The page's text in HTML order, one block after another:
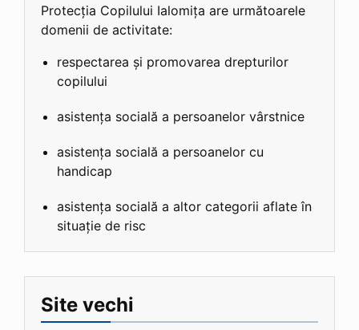
Protecția Copilului Ialomița are următoarele
domenii de activitate:
respectarea și promovarea drepturilor
copilului
asistența socială a persoanelor vârstnice
asistența socială a persoanelor cu
handicap
asistența socială a altor categorii aflate în
situație de risc
Site vechi